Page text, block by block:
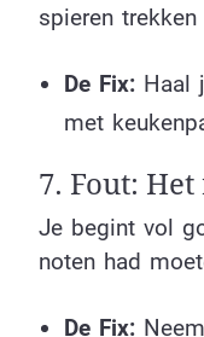
spieren
De Fix:Haal
met
7. Fout:
Je begint vol
noten had
De Fix: